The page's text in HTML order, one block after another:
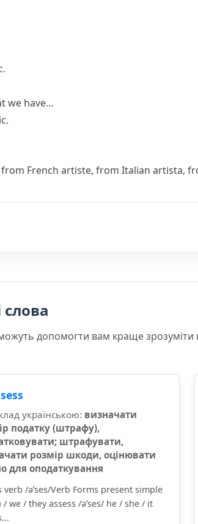
we have…
French artiste, from Italian artista,
слова
можуть допомогти вам краще зрозуміти
українською: визначати
податку (штрафу),
штрафувати,
розмір шкоди, оцінювати
для оподаткування
verb /əˈses/Verb Forms present simple
we / they assess /əˈses/ he / she / it